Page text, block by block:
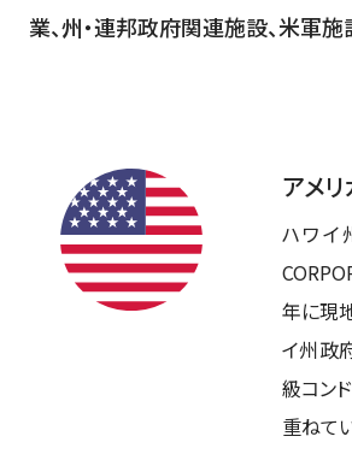
業、州・連邦政府関連施設、米軍
アメリ
ハワイ
年に現
イ州政
級コン
重ねて